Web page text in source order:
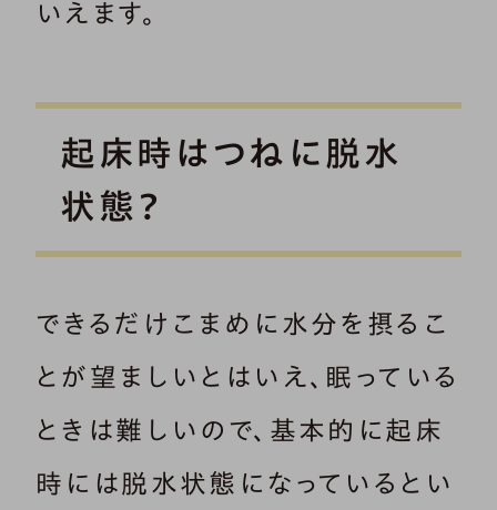
いえます。
起床時はつねに脱水
状態？
できるだけこまめに水分を摂るこ
とが望ましいとはいえ、眠っている
ときは難しいので、基本的に起床
時には脱水状態になっているとい